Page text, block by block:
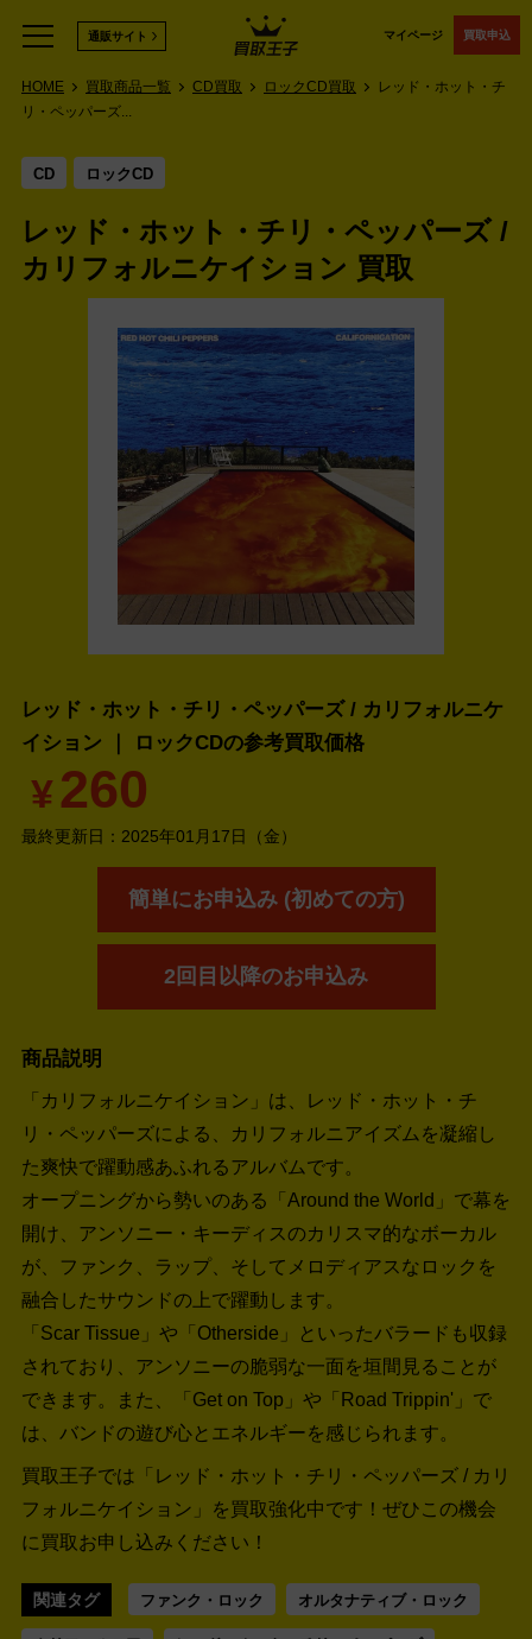
マイページ 買取申込
通販サイト
HOME 買取商品一覧 CD買取 ロックCD買取
レッド・ホット・チ
リ・ペッパーズ...
CD ロックCD
レッド・ホット・チリ・ペッパーズ /
カリフォルニケイション 買取
レッド・ホット・チリ・ペッパーズ / カリフォルニケ
イション ｜ ロックCDの参考買取価格
¥260
最終更新日： 2025年01月17日（金）
簡単にお申込み (初めての方)
2回目以降のお申込み
商品説明
「カリフォルニケイション」は、レッド・ホット・チ
リ・ペッパーズによる、カリフォルニアイズムを凝縮し
た爽快で躍動感あふれるアルバムです。
オープニングから勢いのある「Around the World」で幕を
開け、アンソニー・キーディスのカリスマ的なボーカル
が、ファンク、ラップ、そしてメロディアスなロックを
融合したサウンドの上で躍動します。
「Scar Tissue」や「Otherside」といったバラードも収録
されており、アンソニーの脆弱な一面を垣間見ることが
できます。また、「Get on Top」や「Road Trippin'」で
は、バンドの遊び心とエネルギーを感じられます。
買取王子では「レッド・ホット・チリ・ペッパーズ / カリ
フォルニケイション」を買取強化中です！ ぜひこの機会
に買取お申し込みください！
関連タグ ファンク・ロック オルタナティブ・ロック